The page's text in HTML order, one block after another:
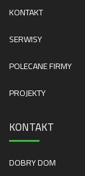
KONTAKT
SERWISY
POLECANE FIRMY
PROJEKTY
KONTAKT
DOBRY DOM